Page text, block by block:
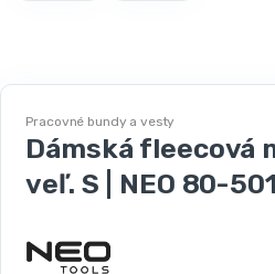
Pracovné bundy a vesty
Dámská fleecová
veľ. S | NEO 80-